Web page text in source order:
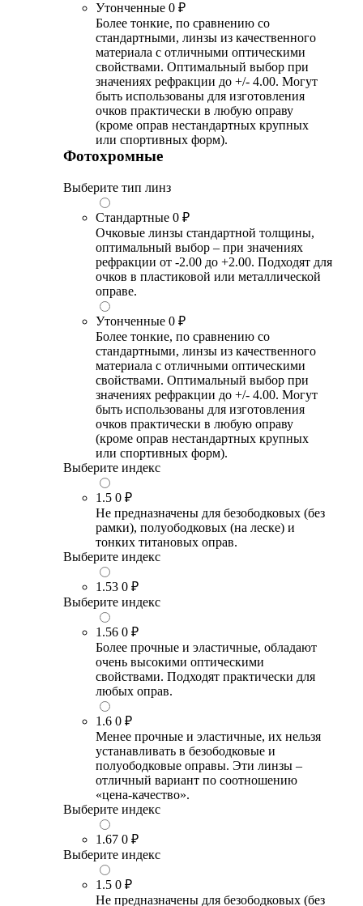
Утонченные 0 ₽
Более тонкие, по сравнению со
стандартными, линзы из качественного
материала с отличными оптическими
свойствами. Оптимальный выбор при
значениях рефракции до +/- 4.00. Могут
быть использованы для изготовления
очков практически в любую оправу
(кроме оправ нестандартных крупных
или спортивных форм).
Фотохромные
Выберите тип линз
Стандартные 0 ₽
Очковые линзы стандартной толщины,
оптимальный выбор – при значениях
рефракции от -2.00 до +2.00. Подходят для
очков в пластиковой или металлической
оправе.
Утонченные 0 ₽
Более тонкие, по сравнению со
стандартными, линзы из качественного
материала с отличными оптическими
свойствами. Оптимальный выбор при
значениях рефракции до +/- 4.00. Могут
быть использованы для изготовления
очков практически в любую оправу
(кроме оправ нестандартных крупных
или спортивных форм).
Выберите индекс
1.5 0 ₽
Не предназначены для безободковых (без
рамки), полуободковых (на леске) и
тонких титановых оправ.
Выберите индекс
1.53 0 ₽
Выберите индекс
1.56 0 ₽
Более прочные и эластичные, обладают
очень высокими оптическими
свойствами. Подходят практически для
любых оправ.
1.6 0 ₽
Менее прочные и эластичные, их нельзя
устанавливать в безободковые и
полуободковые оправы. Эти линзы –
отличный вариант по соотношению
«цена-качество».
Выберите индекс
1.67 0 ₽
Выберите индекс
1.5 0 ₽
Не предназначены для безободковых (без